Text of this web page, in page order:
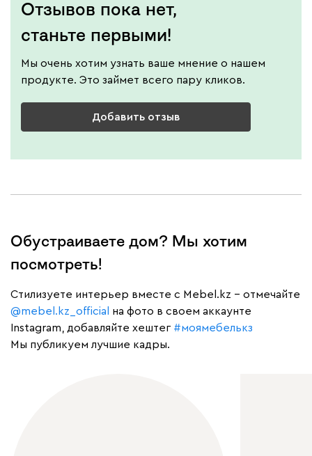
Отзывов пока нет,
станьте первыми!
Мы очень хотим узнать ваше мнение о нашем
продукте. Это займет всего пару кликов.
Добавить отзыв
Обустраиваете дом? Мы хотим
посмотреть!
Cтилизуете интерьер вместе с Mebel.kz – отмечайте
@mebel.kz_official
на фото в своем аккаунте
Instagram, добавляйте хештег #моямебелькз
Мы публикуем лучшие кадры.